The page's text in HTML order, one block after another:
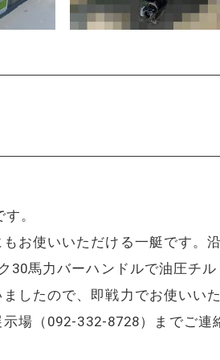
。
お使いいただける一艇です。
30馬力バーハンドルで油圧チル
したので、即戦力でお使いいた
場（092-332-8728）までご連